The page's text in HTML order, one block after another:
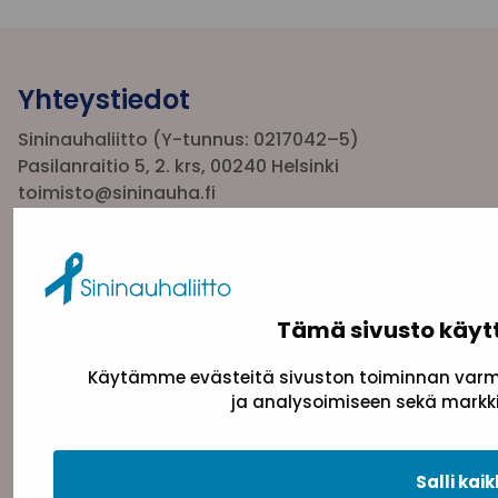
Tämä sivusto
Käytämme evästeitä sivuston toiminnan
ja analysoimiseen sekä
Salli
Yhteystiedot
Sininauhaliitto (Y-tunnus: 0217042–5)
Pasilanraitio 5, 2. krs, 00240 Helsinki
toimisto@sininauha.fi
Tietosuojaseloste Evästeseloste